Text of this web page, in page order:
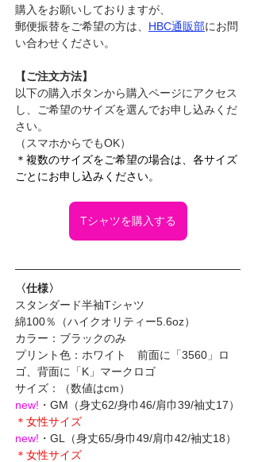
購入をお願いしておりますが、
郵便振替をご希望の方は、 HBC通販部にお問
い合わせください。
【ご注文方法】
以下の購入ボタンから購入ページにアクセス
し、ご希望のサイズを選んでお申し込みくだ
さい。
（スマホからでもOK）
＊複数のサイズをご希望の場合は、各サイズ
ごとにお申し込みください。
Tシャツを購入する
〈仕様〉
スタンダード半袖Tシャツ
綿100％（ハイクオリティー5.6oz）
カラー：ブラックのみ
プリント色：ホワイト　前面に「3560」ロ
ゴ、背面に「K」マークロゴ
サイズ：（数値はcm）
new! ・GM（身丈62/身巾46/肩巾39/袖丈17）
＊女性サイズ
new! ・GL（身丈65/身巾49/肩巾42/袖丈18）
＊女性サイズ